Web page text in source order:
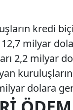
kredi
milyar
2,2 milyar
dolara